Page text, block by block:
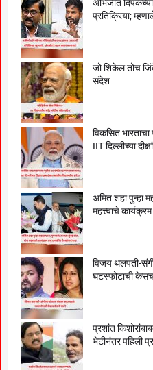
अभिजीत
प्रतिक्रिया;
जो शिकेल तोच
संदेश
विकसित भारताचा
IIT दिल्लीच्या
अमित शहा पुन्हा
महत्त्वाचे
विजय थलपती-
घटस्फोटाची
प्रशांत
भेटीनंतर पहिली